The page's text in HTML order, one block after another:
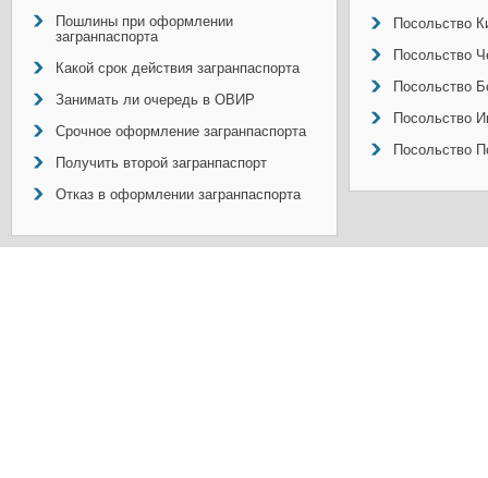
Пошлины при оформлении
загранпаспорта
Какой срок действия загранпаспорта
Занимать ли очередь в ОВИР
Срочное оформление загранпаспорта
Получить второй загранпаспорт
Отказ в оформлении загранпаспорта
Посольство
Посольство
Посольство
Посольство
Посольство